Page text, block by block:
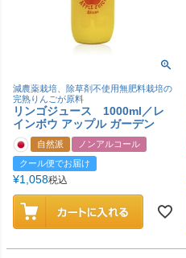
減農薬栽培、除草剤不使用無肥料栽培の
完熟りんごが原料
リンゴジュース 1000ml／レ
インボウ アップル ガーデン
自然派
ノンアルコール
クール便でお届け
¥1,058税込